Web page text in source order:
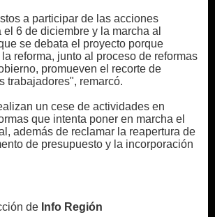
a participar de las acciones
6 de diciembre y la marcha al
se debata el proyecto porque
reforma, junto al proceso de reformas
promueven el recorte de
trabajadores", remarcó.
un cese de actividades en
que intenta poner en marcha el
además de reclamar la reapertura de
de presupuesto y la incorporación
de Info Región